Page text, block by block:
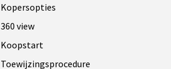
Kopersopties
360 view
Koopstart
Toewijzingsprocedure